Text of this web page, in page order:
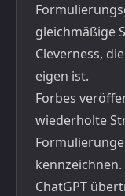
gleichmäßige
Cleverness,
eigen ist.
Forbes
wiederholte
ChatGPT